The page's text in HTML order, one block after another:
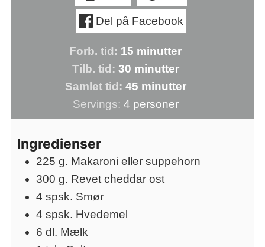
Del på Facebook
Forb. tid: 15 minutter
minutter
Tilb. tid: 30minutter
minutter
Samlet tid: 45minutter
minutter
Servings: 4 personer
Ingredienser
225 g. Makaroni eller suppehorn
300 g. Revet cheddar ost
4 spsk. Smør
4 spsk. Hvedemel
6 dl. Mælk